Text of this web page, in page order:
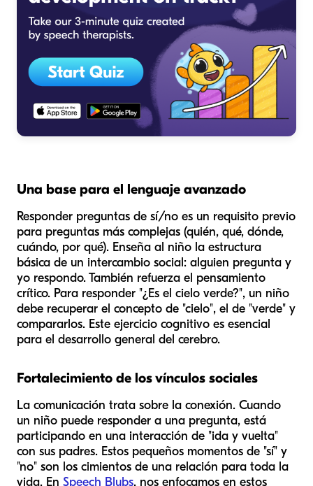
Una base para el lenguaje avanzado
Responder preguntas de sí/no es un requisito previo
para preguntas más complejas (quién, qué, dónde,
cuándo, por qué). Enseña al niño la estructura
básica de un intercambio social: alguien pregunta y
yo respondo. También refuerza el pensamiento
crítico. Para responder "¿Es el cielo verde?", un niño
debe recuperar el concepto de "cielo", el de "verde" y
compararlos. Este ejercicio cognitivo es esencial
para el desarrollo general del cerebro.
Fortalecimiento de los vínculos sociales
La comunicación trata sobre la conexión. Cuando
un niño puede responder a una pregunta, está
participando en una interacción de "ida y vuelta"
con sus padres. Estos pequeños momentos de "sí" y
"no" son los cimientos de una relación para toda la
vida. En Speech Blubs, nos enfocamos en estos